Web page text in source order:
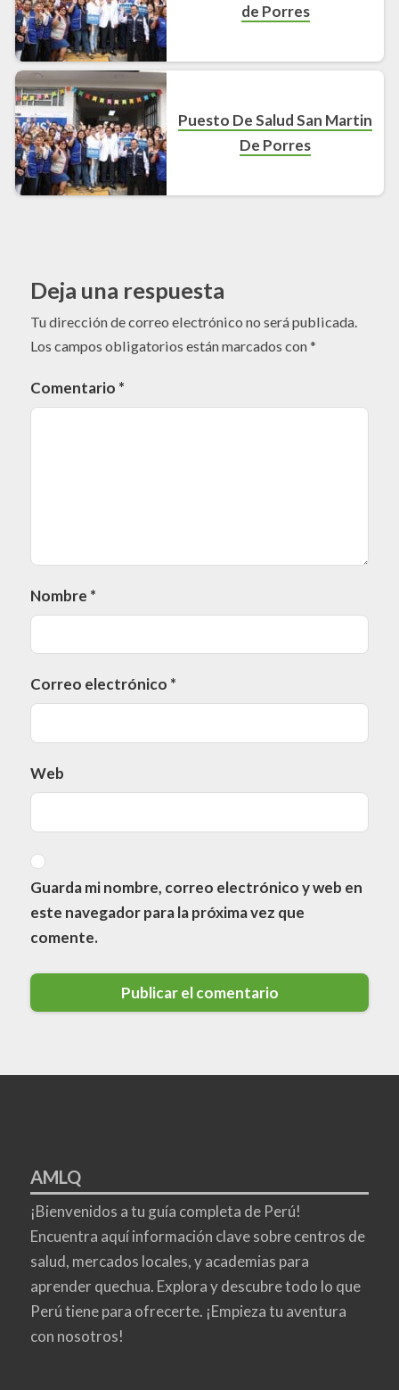
de Porres
Puesto De Salud San Martin
De Porres
Deja una respuesta
Tu dirección de correo electrónico no será publicada.
Los campos obligatorios están marcados con*
Comentario *
Nombre *
Correo electrónico *
Web
Guarda mi nombre, correo electrónico y web en
este navegador para la próxima vez que
comente.
AMLQ
¡Bienvenidos a tu guía completa de Perú!
Encuentra aquí información clave sobre centros de
salud, mercados locales, y academias para
aprender quechua. Explora y descubre todo lo que
Perú tiene para ofrecerte. ¡Empieza tu aventura
con nosotros!